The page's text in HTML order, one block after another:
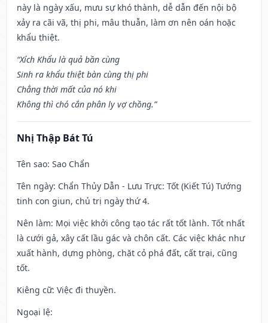
này là ngày xấu, mưu sự khó thành, dễ dẫn đến nội bộ
xảy ra cãi vã, thị phi, mâu thuẫn, làm ơn nên oán hoặc
khẩu thiệt.
“Xích Khẩu là quả bần cùng
Sinh ra khẩu thiệt bàn cùng thị phi
Chẳng thời mất của nó khi
Không thì chó cắn phân ly vợ chồng.”
Nhị Thập Bát Tú
Tên sao: Sao Chẩn
Tên ngày: Chẩn Thủy Dẫn - Lưu Trực: Tốt (Kiết Tú) Tướng
tinh con giun, chủ trị ngày thứ 4.
Nên làm: Mọi việc khởi công tạo tác rất tốt lành. Tốt nhất
là cưới gả, xây cất lầu gác và chôn cất. Các việc khác như
xuất hành, dựng phòng, chặt cỏ phá đất, cất trại, cũng
tốt.
Kiêng cữ: Việc đi thuyền.
Ngoại lệ: